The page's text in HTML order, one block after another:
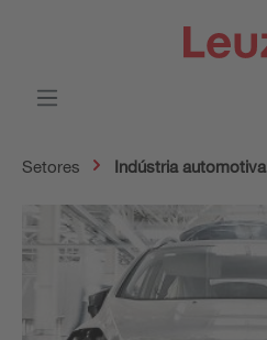
Setores Indústria automotiva